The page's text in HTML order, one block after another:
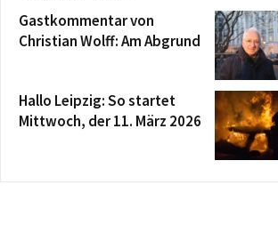
Gastkommentar von
Christian Wolff: Am Abgrund
Hallo Leipzig: So startet
Mittwoch, der 11. März 2026